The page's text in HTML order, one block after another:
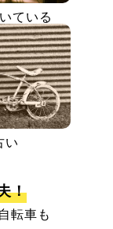
ている
い
！
転車も